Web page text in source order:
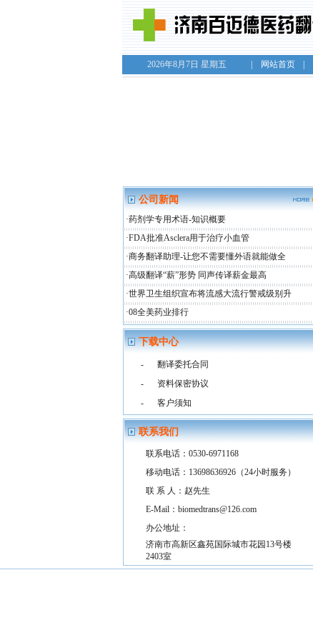
2026年8月 7日 星期五 网站首页
公司新闻
·药剂学专用术语-知识概要
·FDA批准Asclera用于治疗小血管
·商务翻译助理-让您不需要懂外语就能做全
·高级翻译“薪”形势 同声传译薪金最高
·世界卫生组织宣布将流感大流行警戒级别升
·08全美药业排行
下载中心
-
翻译委托合同
-
资料保密协议
-
客户须知
联系我们
联系电话：0530-6971168
移动电话：13698636926（24小时服务）
联 系 人：赵先生
E-Mail：biomedtrans@126.com
办公地址：
济南市高新区鑫苑国际城市花园13号楼
2403室